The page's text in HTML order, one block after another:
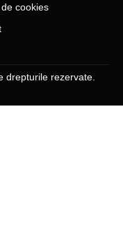
cookies
drepturile rezervate.